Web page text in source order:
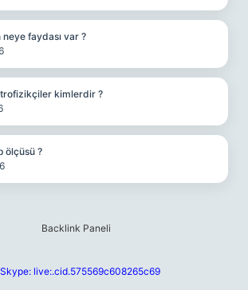
neye faydası var ?
kimlerdir ?
ölçüsü ?
Skype: live:.cid.575569c608265c69